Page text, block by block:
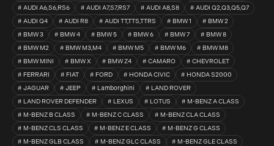
AUDI A6,S6,RS6
AUDI A7,S7,RS7 AUDI A8,S8
AUDI Q2,Q3,Q5,Q7
AUDI Q4
AUDI R8 AUDI TT,TTS,TTRS BMW 1
BMW 2
BMW 3
BMW 4 BMW 5 BMW 6 BMW 7
BMW 8
BMW M2
BMW M3,M4 BMW M5 BMW M6
BMW M8
BMW MINI
BMW X BMW Z4 CAMARO
CHEVROLET
FERRARI
FIAT FORD HONDA CIVIC
HONDA S2000
JAGUAR
JEEP Lamborghini
LAND ROVER
LAND ROVER DEFENDER
LEXUS LOTUS
M-BENZ A CLASS
M-BENZ B CLASS
M-BENZ C CLASS
M-BENZ CLA CLASS
M-BENZ CLS CLASS
M-BENZ E CLASS
M-BENZ G CLASS
M-BENZ GLB CLASS
M-BENZ GLC CLASS
M-BENZ GLE CLASS